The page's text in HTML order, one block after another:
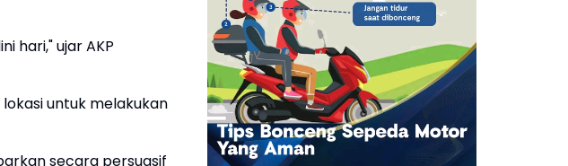
hari," ujar AKP
untuk melakukan
secara persuasif